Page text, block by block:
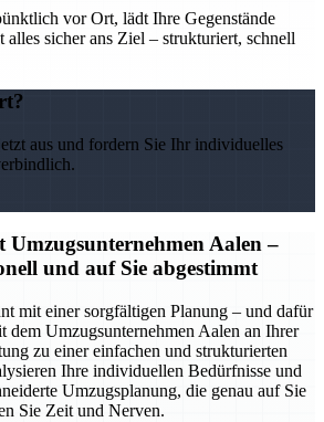
vor Ort, lädt Ihre Gegenstände
sicher ans Ziel – strukturiert, schnell
aus und fordern Sie Ihr individuelles
Umzugsunternehmen Aalen –
und auf Sie abgestimmt
mit einer sorgfältigen Planung – und dafür
dem Umzugsunternehmen Aalen an Ihrer
zu einer einfachen und strukturierten
Ihre individuellen Bedürfnisse und
Umzugsplanung, die genau auf Sie
Sie Zeit und Nerven.